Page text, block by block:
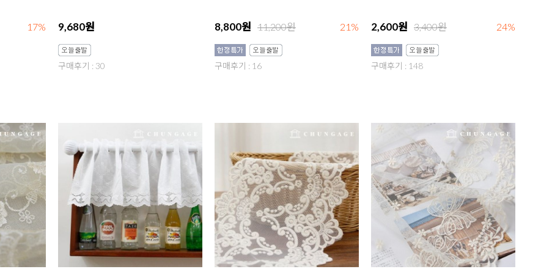
17% 9,680원
구매후기 : 30
8,800원 11,200원 21%
구매후기 : 16
2,600원 3,400원 24%
구매후기 : 148